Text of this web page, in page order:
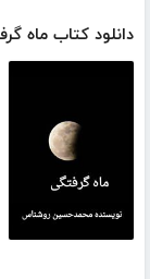
دانلود کتاب ماه